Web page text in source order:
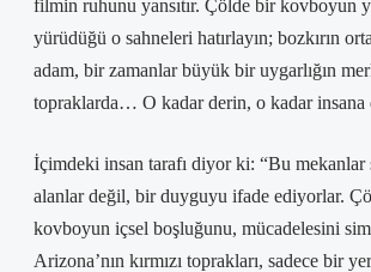
filmin ruhunu yansıtır. Çölde bir kovboyun
yürüdüğü o sahneleri hatırlayın; bozkırın
adam, bir zamanlar büyük bir uygarlığın
topraklarda… O kadar derin, o kadar
İçimdeki insan tarafı diyor ki: “Bu mekanlar
alanlar değil, bir duyguyu ifade ediyorlar.
kovboyun içsel boşluğunu, mücadelesini
Arizona’nın kırmızı toprakları, sadece bir